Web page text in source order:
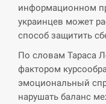
информационном
украинцев может
способ защитить
По словам Тараса
фактором
эмоциональный
нарушать баланс